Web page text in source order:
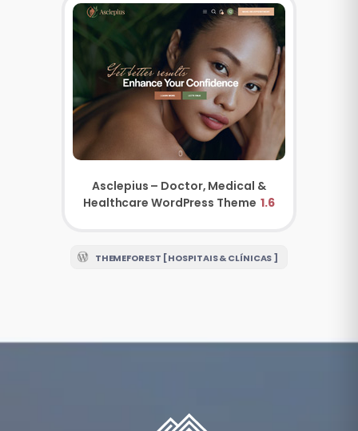
Asclepius – Doctor, Medical &
Healthcare WordPress Theme 1.6
THEMEFOREST [ HOSPITAIS & CLÍNICAS ]